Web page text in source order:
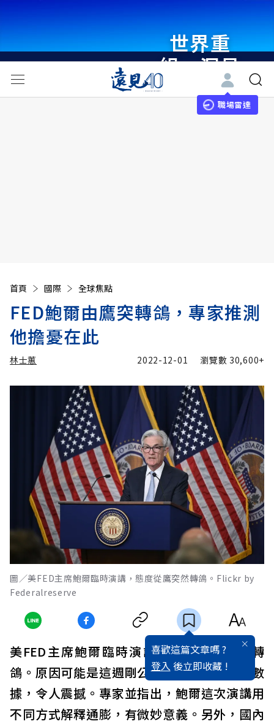
世界重
組・洞見
未來 與
世界領袖
職場雷達
首頁 國際 全球焦點
FED鮑爾由鷹突轉鴿，專家推測
他擔憂在此
林士蕙 2022-12-01 瀏覽數 30,600+
圖／美FED主席鮑爾臨時演講，態度從鷹突然轉鴿。Flickr by
Federalreserve
喜歡這篇文章嗎 ?
登入 後立即收藏 !
美FED主席鮑爾臨時演講，態度從鷹突然轉
鴿。原因可能是這週剛公布的中美兩國經濟數
據，令人震撼。專家並指出，鮑爾這次演講用
不同方式解釋通膨，有微妙意義。另外，國內